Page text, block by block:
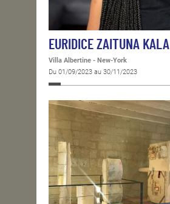
EURIDICE ZAITUNA KALA
Villa Albertine - New-York
Du 01/09/2023 au 30/11/2023